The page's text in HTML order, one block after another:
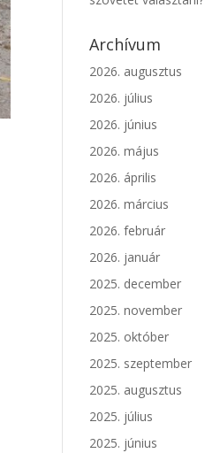
Archívum
2026. augusztus
2026. július
2026. június
2026. május
2026. április
2026. március
2026. február
2026. január
2025. december
2025. november
2025. október
2025. szeptember
2025. augusztus
2025. július
2025. június